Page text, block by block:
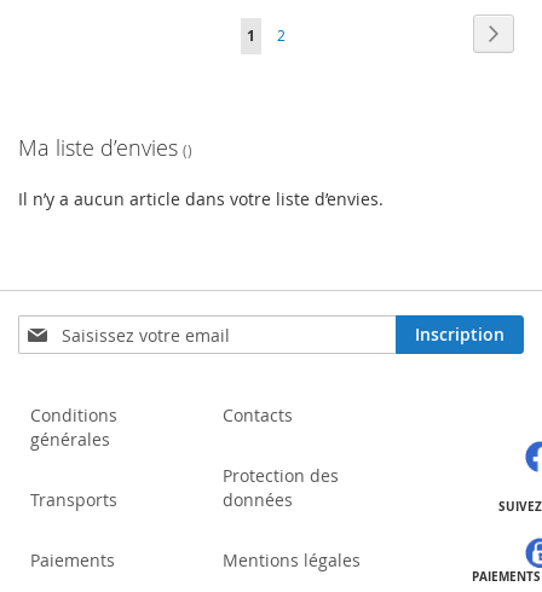
Vous
1 Page
2
Ma liste d’envies
Il n’y a aucun article dans votre liste d’envies.
Inscription
à
d’information
Inscription
Conditions
générales
Transports
Paiements
Contacts
Protection des
données
Mentions légales